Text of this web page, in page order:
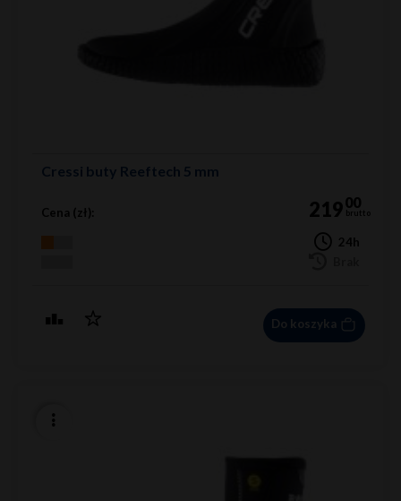
Cressi buty Reeftech 5 mm
Cena (zł): 21900
brutto
24h
Do koszyka